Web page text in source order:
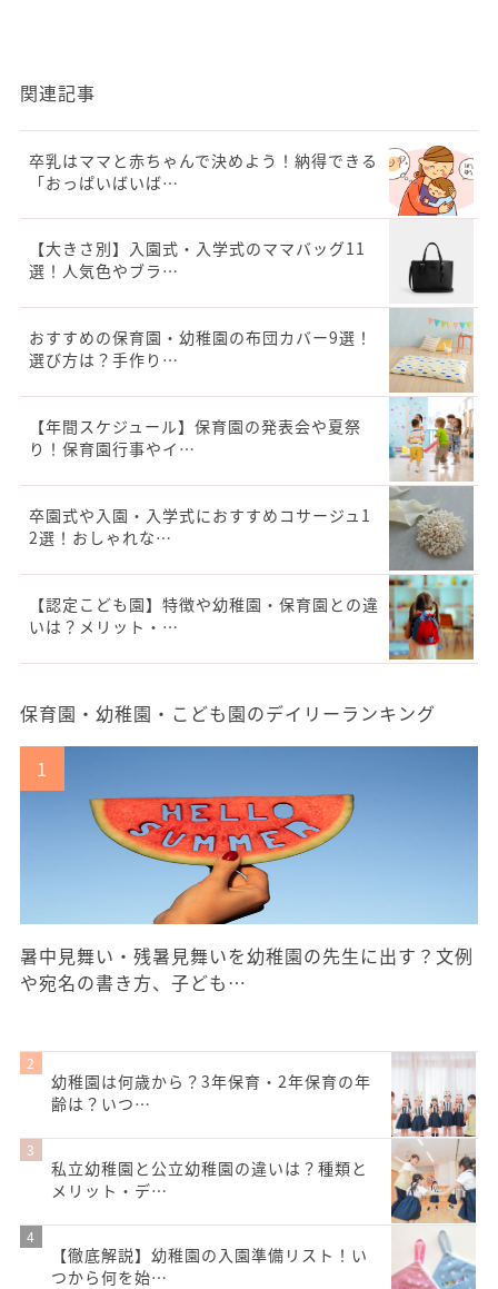
関連記事
卒乳はママと赤ちゃんで決めよう！納得できる
「おっぱいばいば…
【大きさ別】入園式・入学式のママバッグ11
選！人気色やブラ…
おすすめの保育園・幼稚園の布団カバー9選！
選び方は？手作り…
【年間スケジュール】保育園の発表会や夏祭
り！保育園行事やイ…
卒園式や入園・入学式におすすめコサージュ1
2選！おしゃれな…
【認定こども園】特徴や幼稚園・保育園との違
いは？メリット・…
保育園・幼稚園・こども園のデイリーランキング
暑中見舞い・残暑見舞いを幼稚園の先生に出す？文例
や宛名の書き方、子ども…
幼稚園は何歳から？3年保育・2年保育の年
齢は？いつ…
私立幼稚園と公立幼稚園の違いは？種類と
メリット・デ…
【徹底解説】幼稚園の入園準備リスト！い
つから何を始…